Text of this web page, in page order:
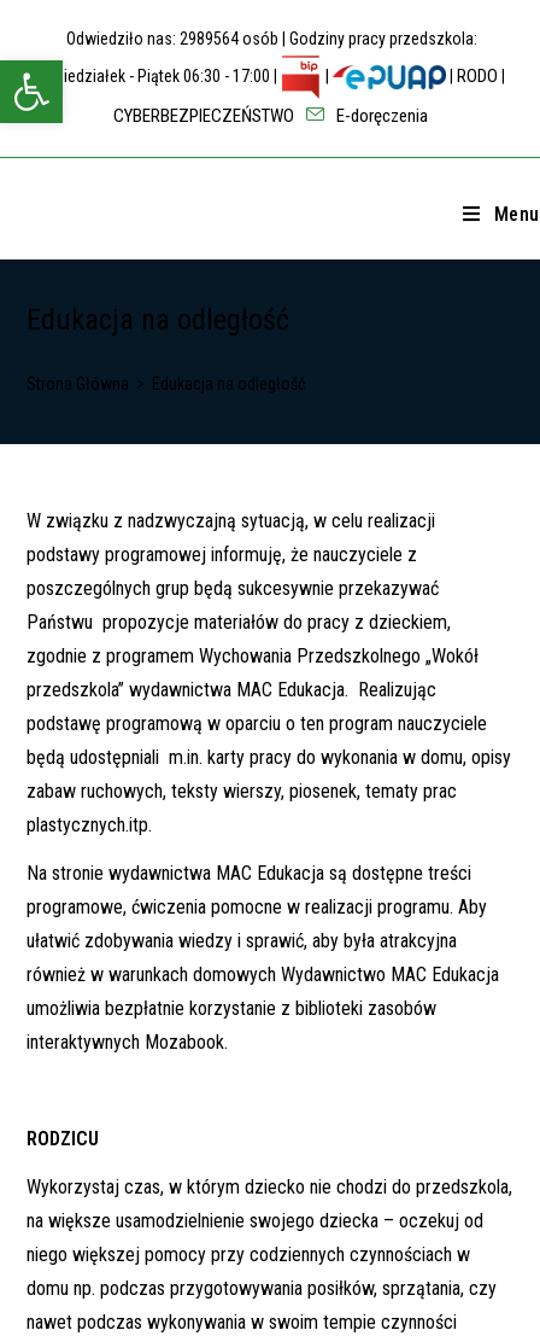
Open toolbar
content
Odwiedziło nas: 2989564 osób | Godziny pracy przedszkola:
Poniedziałek - Piątek 06:30 - 17:00 |
| | RODO
CYBERBEZPIECZEŃSTWO E-doręczenia
Menu
Edukacja na odległość
Strona Główna > Edukacja na odległość
W związku z nadzwyczajną sytuacją, w celu realizacji
podstawy programowej informuję, że nauczyciele z
poszczególnych grup będą sukcesywnie przekazywać
Państwu propozycje materiałów do pracy z dzieckiem,
zgodnie z programem Wychowania Przedszkolnego „Wokół
przedszkola” wydawnictwa MAC Edukacja. Realizując
podstawę programową w oparciu o ten program nauczyciele
będą udostępniali m.in. karty pracy do wykonania w domu, opisy
zabaw ruchowych, teksty wierszy, piosenek, tematy prac
plastycznych.itp.
Na stronie wydawnictwa MAC Edukacja są dostępne treści
programowe, ćwiczenia pomocne w realizacji programu. Aby
ułatwić zdobywania wiedzy i sprawić, aby była atrakcyjna
również w warunkach domowych Wydawnictwo MAC Edukacja
umożliwia bezpłatnie korzystanie z biblioteki zasobów
interaktywnych Mozabook.
RODZICU
Wykorzystaj czas, w którym dziecko nie chodzi do przedszkola,
na większe usamodzielnienie swojego dziecka – oczekuj od
niego większej pomocy przy codziennych czynnościach w
domu np. podczas przygotowywania posiłków, sprzątania, czy
nawet podczas wykonywania w swoim tempie czynności